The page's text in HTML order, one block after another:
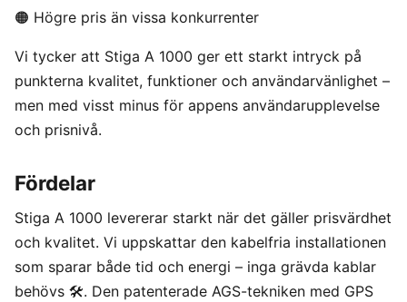
🟠 Högre pris än vissa konkurrenter
Vi tycker att Stiga A 1000 ger ett starkt intryck på
punkterna kvalitet, funktioner och användarvänlighet –
men med visst minus för appens användarupplevelse
och prisnivå.
Fördelar
Stiga A 1000 levererar starkt när det gäller prisvärdhet
och kvalitet. Vi uppskattar den kabelfria installationen
som sparar både tid och energi – inga grävda kablar
behövs 🛠️. Den patenterade AGS-tekniken med GPS